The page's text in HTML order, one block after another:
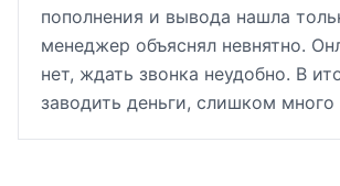
пополнения и вывода нашла
менеджер объяснял невнятно.
нет, ждать звонка неудобно. В
заводить деньги, слишком много